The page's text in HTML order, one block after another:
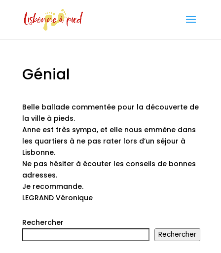
Génial
Belle ballade commentée pour la découverte de
la ville à pieds.
Anne est très sympa, et elle nous emmène dans
les quartiers à ne pas rater lors d’un séjour à
Lisbonne.
Ne pas hésiter à écouter les conseils de bonnes
adresses.
Je recommande.
LEGRAND Véronique
Rechercher
Rechercher